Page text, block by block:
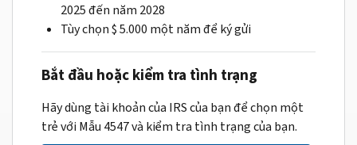
2025 đến năm 2028
Tùy chọn $ 5.000 một năm để ký gửi
Bắt đầu hoặc kiểm tra tình trạng
Hãy dùng tài khoản của IRS của bạn để chọn một
trẻ với Mẫu 4547 và kiểm tra tình trạng của bạn.